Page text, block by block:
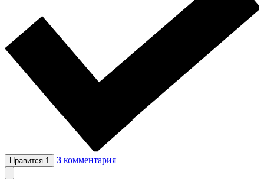
Нравится 1 3 комментария